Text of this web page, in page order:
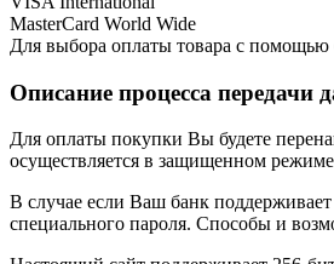
MasterCard World Wide
Для выбора оплаты товара с помощью
Описание процесса передачи
Для оплаты покупки Вы будете
осуществляется в защищенном
В случае если Ваш банк
специального пароля. Способы и